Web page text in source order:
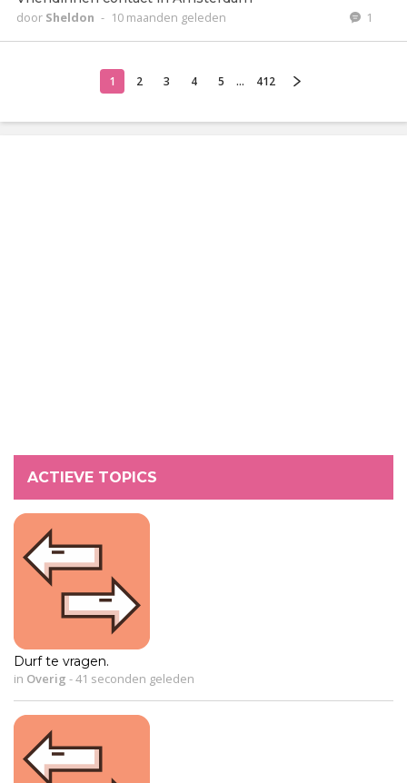
door Sheldon - 10 maanden geleden 1
1 2 3 4 5 ... 412
ACTIEVE TOPICS
Durf te vragen.
in Overig -41 seconden geleden